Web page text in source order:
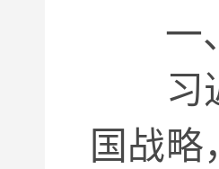
一、
习近
国战